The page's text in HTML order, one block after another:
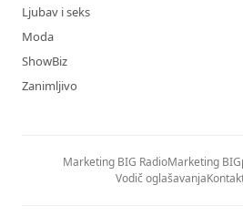
Ljubav i seks
Moda
ShowBiz
Zanimljivo
Marketing BIG RadioMarketing
Vodič oglašavanja